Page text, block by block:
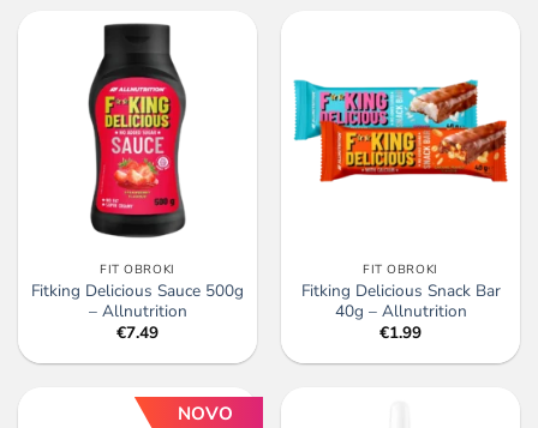
FIT OBROKI
Fitking Delicious Sauce 500g
– Allnutrition
€7.49
FIT OBROKI
Fitking Delicious Snack Bar
40g – Allnutrition
€1.99
NOVO